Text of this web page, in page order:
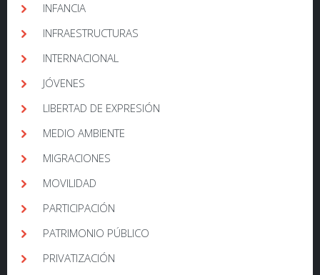
INFANCIA
INFRAESTRUCTURAS
INTERNACIONAL
JÓVENES
LIBERTAD DE EXPRESIÓN
MEDIO AMBIENTE
MIGRACIONES
MOVILIDAD
PARTICIPACIÓN
PATRIMONIO PÚBLICO
PRIVATIZACIÓN